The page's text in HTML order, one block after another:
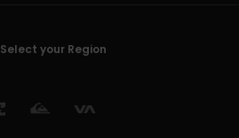
Select your Region